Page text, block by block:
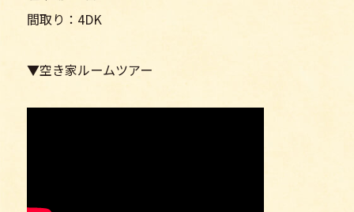
間取り：4DK
▼空き家ルームツアー